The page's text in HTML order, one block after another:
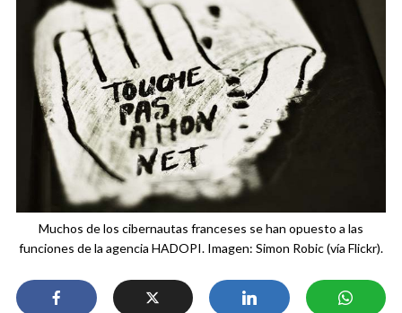
Muchos de los cibernautas franceses se han opuesto a las
funciones de la agencia HADOPI. Imagen: Simon Robic (vía Flickr).